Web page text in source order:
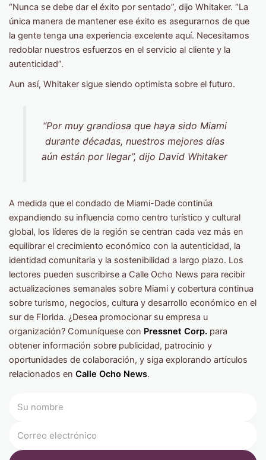
“Nunca se debe dar el éxito por sentado”, dijo Whitaker. “La
única manera de mantener ese éxito es asegurarnos de que
la gente tenga una experiencia excelente aquí. Necesitamos
redoblar nuestros esfuerzos en el servicio al cliente y la
autenticidad”.
Aun así, Whitaker sigue siendo optimista sobre el futuro.
“Por muy grandiosa que haya sido Miami
durante décadas, nuestros mejores días
aún están por llegar”, dijo David Whitaker
A medida que el condado de Miami-Dade continúa
expandiendo su influencia como centro turístico y cultural
global, los líderes de la región se centran cada vez más en
equilibrar el crecimiento económico con la autenticidad, la
identidad comunitaria y la sostenibilidad a largo plazo. Los
lectores pueden suscribirse a Calle Ocho News para recibir
actualizaciones semanales sobre Miami y cobertura continua
sobre turismo, negocios, cultura y desarrollo económico en el
sur de Florida. ¿Desea promocionar su empresa u
organización? Comuníquese con Pressnet Corp. para
obtener información sobre publicidad, patrocinio y
oportunidades de colaboración, y siga explorando artículos
relacionados en Calle Ocho News.